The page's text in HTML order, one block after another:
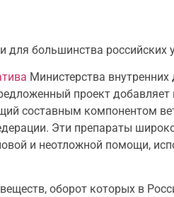
для большинства российских
Министерства
проект
составным компонентом
Эти препараты
и неотложной помощи,
оборот которых ‎в